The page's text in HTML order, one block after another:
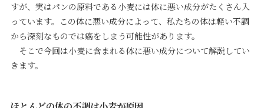
すが、実はパンの原料である小麦には体に悪い成分がたくさん入
っています。この体に悪い成分によって、私たちの体は軽い不調
から深刻なものでは癌をしまう可能性があります。
そこで今回は小麦に含まれる体に悪い成分について解説してい
きます。